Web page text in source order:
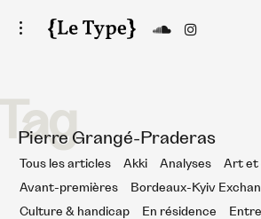
Skip
to
Le Type
toggle
open/close
Pierre Grangé-Praderas
Tous les articles Akki Analyses
Art et
Avant-premières
Bordeaux-Kyiv
Culture & handicap
En résidence